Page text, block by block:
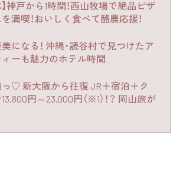
神戸から1時間！西山牧場で絶品ピザ
満喫！おいしく食べて酪農応援！
になる！ 沖縄・読谷村で見つけたア
ーも魅力のホテル時間
♡ 新大阪から往復 JR＋宿泊＋ク
円～23,000円（※1）！？ 岡山旅が